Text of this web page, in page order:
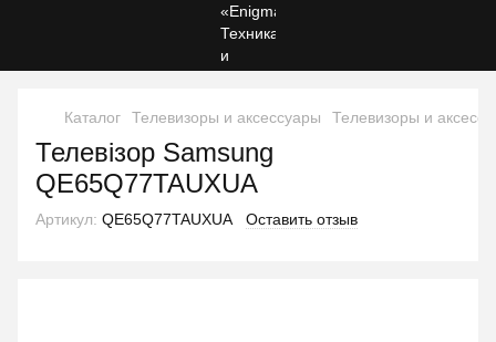
Каталог Телевизоры и аксессуары Телевизоры и
Телевізор Samsung
QE65Q77TAUXUA
Артикул: QE65Q77TAUXUA Оставить отзыв